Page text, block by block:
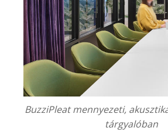
BuzziPleat mennyezeti,
tárgyalóban